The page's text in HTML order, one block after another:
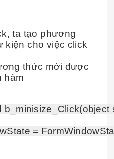
ta tạo phương
kiện cho việc click
thức mới được
hàm
b_minisize_Click(object
=